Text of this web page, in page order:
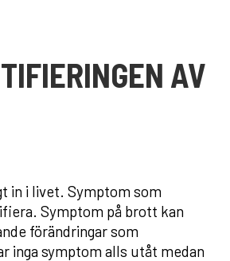
AV
in i livet. Symptom som
Symptom på brott kan
förändringar som
inga symptom alls utåt medan